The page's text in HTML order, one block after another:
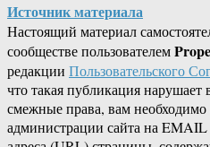
Источник материала
Настоящий материал
сообществе пользователем
редакции Пользовательского
что такая публикация
смежные права, вам
администрации сайта на EMAIL